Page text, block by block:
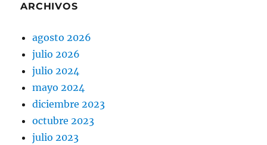
ARCHIVOS
agosto 2026
julio 2026
julio 2024
mayo 2024
diciembre 2023
octubre 2023
julio 2023